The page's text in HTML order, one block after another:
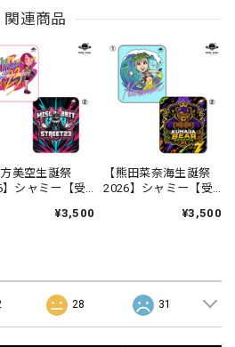
関連商品
方美空生誕祭
】シャミー【受
¥3,500
【熊田菜奈海生誕祭
2026】シャミー【受
¥3,500
28 31